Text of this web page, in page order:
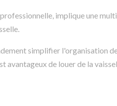
implique une
simplifier l'organisation
avantageux de louer de la